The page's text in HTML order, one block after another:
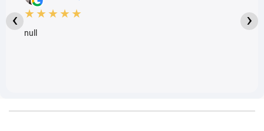
★★★★★
null
‹ ›